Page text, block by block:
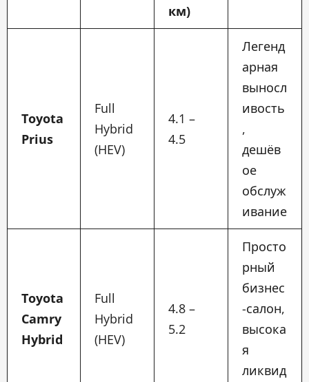
км)
Toyota
Prius
Full
Hybrid
(HEV)
4.1 –
4.5
Легенд
арная
выносл
ивость
,
дешёв
ое
обслуж
ивание
Toyota
Camry
Hybrid
Full
Hybrid
(HEV)
4.8 –
5.2
Просто
рный
бизнес
-салон,
высока
я
ликвид